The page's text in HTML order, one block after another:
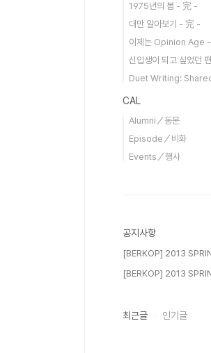
1975년의 봄 - 完 -
대만 알아보기 - 完 -
이제는 Opinion Age
신입생이 되고 싶었던
Duet Writing:
CAL
Alumni／동문
Episode／비화
Events／행사
공지사항
[BERKOP] 2013
[BERKOP] 2013
최근글 인기글